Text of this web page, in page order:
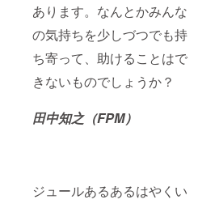
あります。なんとかみんな
の気持ちを少しづつでも持
ち寄って、助けることはで
きないものでしょうか？
田中知之（FPM）
ジュールあるあるはやくい